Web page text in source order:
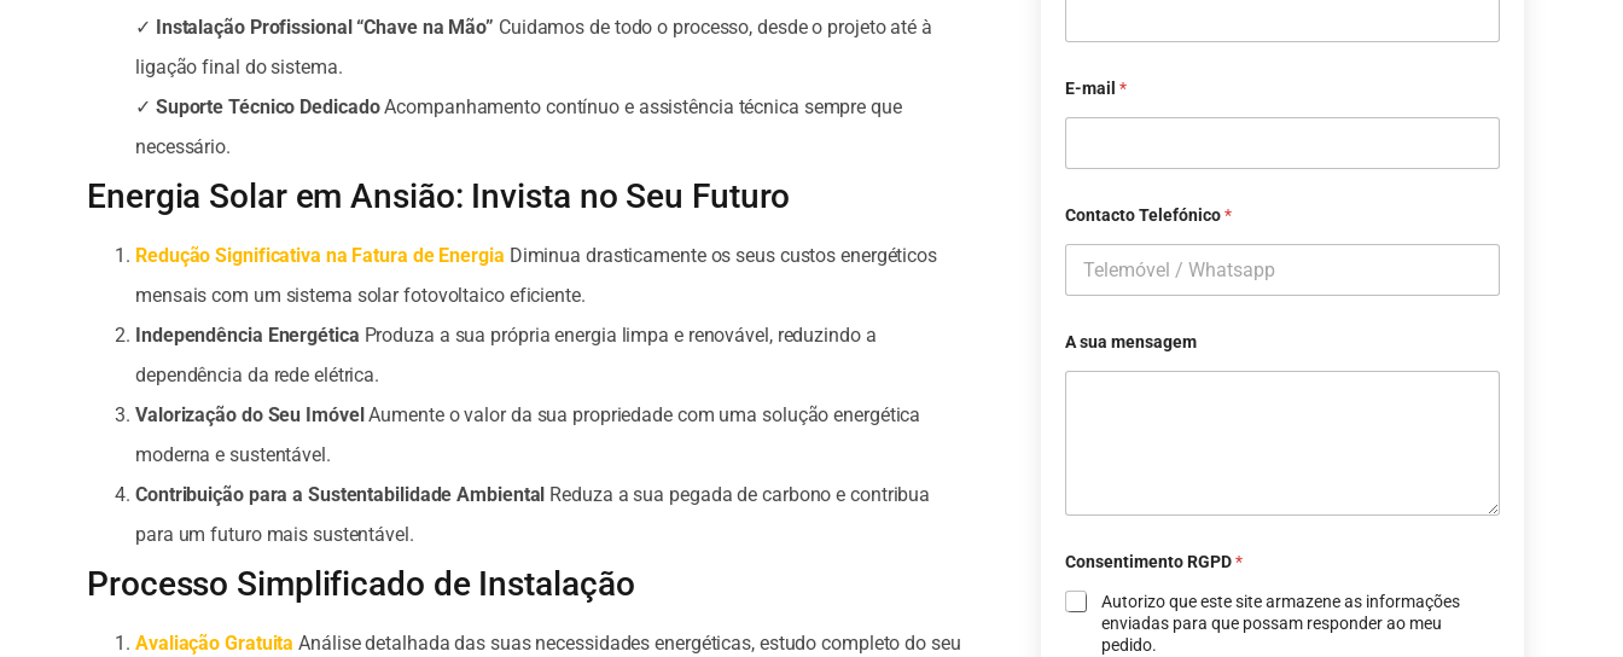
✓ Instalação Profissional “Chave na Mão” Cuidamos de todo o processo, desde o projeto até à
ligação final do sistema.
✓ Suporte Técnico DedicadoAcompanhamento contínuo e assistência técnica sempre que
necessário.
Energia Solar em Ansião: Invista no Seu Futuro
Redução Significativa na Fatura de Energia Diminua drasticamente os seus custos energéticos
mensais com um sistema solar fotovoltaico eficiente.
Independência Energética Produza a sua própria energia limpa e renovável, reduzindo a
dependência da rede elétrica.
Valorização do Seu ImóvelAumente o valor da sua propriedade com uma solução energética
moderna e sustentável.
Contribuição para a Sustentabilidade Ambiental Reduza a sua pegada de carbono e contribua
para um futuro mais sustentável.
Processo Simplificado de Instalação
Avaliação Gratuita Análise detalhada das suas necessidades energéticas, estudo completo do seu
E-mail *
Contacto Telefónico*
A sua mensagem
Consentimento RGPD*
Autorizo ​​que este site armazene as informações
enviadas para que possam responder ao meu
pedido.